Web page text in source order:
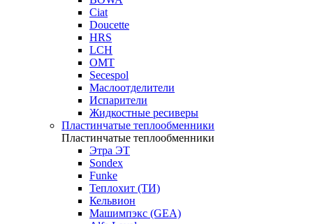
Ciat
Doucette
HRS
LCH
OMT
Secespol
Маслоотделители
Испарители
Жидкостные ресиверы
Пластинчатые теплообменники
Пластинчатые теплообменники
Этра ЭТ
Sondex
Funke
Теплохит (ТИ)
Кельвион
Машимпэкс (GEA)